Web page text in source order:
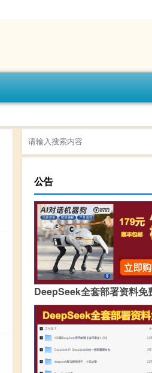
公告
DeepSeek全套部署资料免